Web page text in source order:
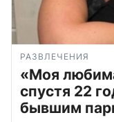
РАЗВЛЕЧЕНИЯ
«Моя
спустя 22
бывшим